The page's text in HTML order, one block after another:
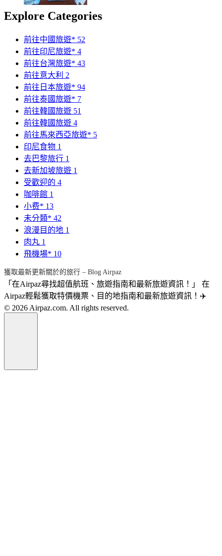
Explore Categories
前往中國旅遊* 52
前往印尼旅遊* 4
前往台灣旅遊* 43
前往意大利 2
前往日本旅遊* 94
前往泰國旅遊* 7
前往韓國旅遊 51
前往韓國旅遊 4
前往馬來西亞旅遊* 5
印尼食物 1
去巴黎旅行 1
去新加坡旅遊 1
受歡迎的 4
咖啡館 1
小费* 13
未分類* 42
浪漫目的地 1
肉丸 1
飛機場* 10
獲取最新更新關於的旅行 – Blog Airpaz
「在Airpaz尋找超值航班、旅遊指南和最新旅遊資訊！」 在
Airpaz輕鬆獲取特價機票、目的地指南和最新旅遊資訊！✈️
© 2026 Airpaz.com. All rights reserved.